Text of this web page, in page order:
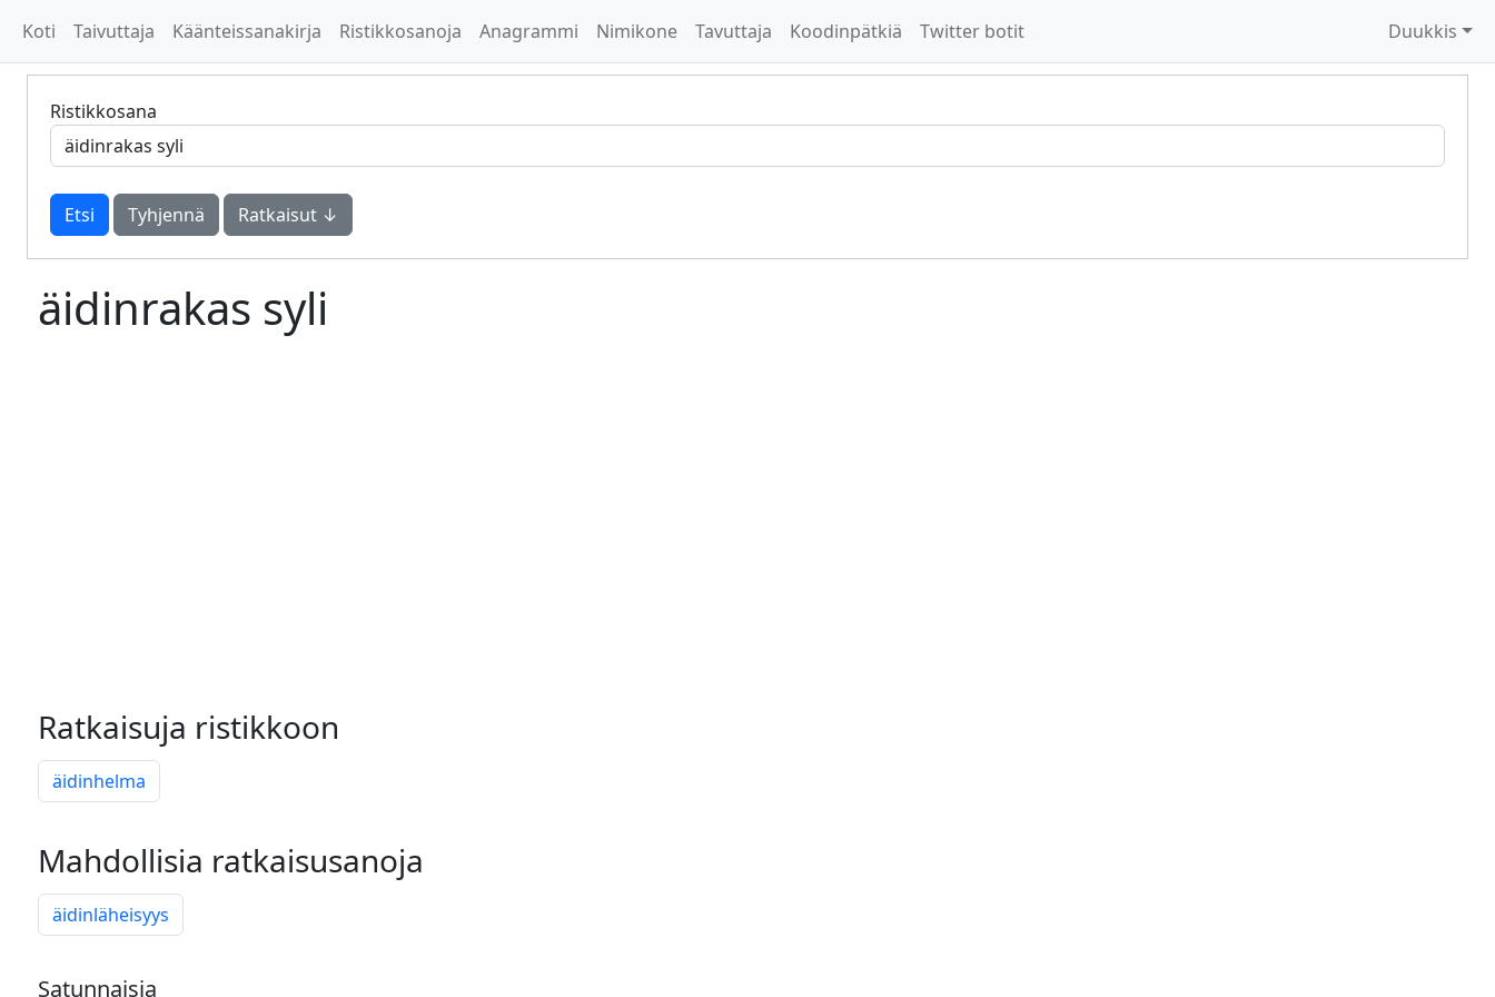
Koti Taivuttaja Käänteissanakirja Ristikkosanoja Anagrammi Nimikone Tavuttaja Koodinpätkiä Twitter botit Duukkis
Ristikkosana
Tyhjennä Ratkaisut ↓
äidinrakas syli
Ratkaisuja ristikkoon
äidinhelma
Mahdollisia ratkaisusanoja
äidinläheisyys
Satunnaisia